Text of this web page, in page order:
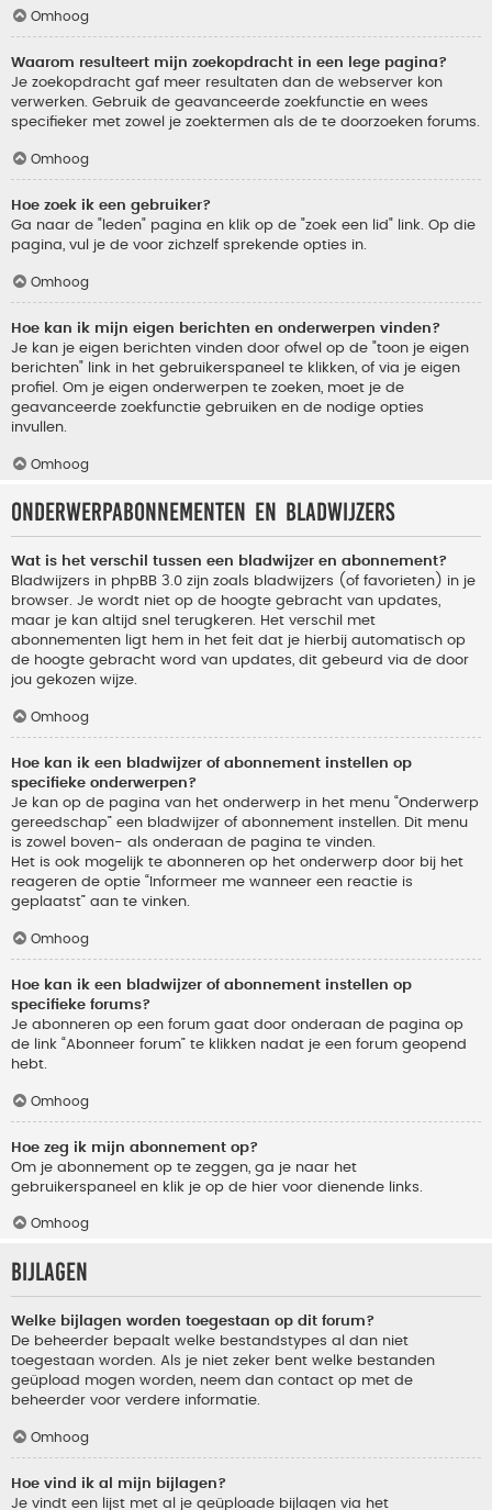
Omhoog
Waarom resulteert mijn zoekopdracht in een lege pagina?
Je zoekopdracht gaf meer resultaten dan de webserver kon
verwerken. Gebruik de geavanceerde zoekfunctie en wees
specifieker met zowel je zoektermen als de te doorzoeken forums.
Omhoog
Hoe zoek ik een gebruiker?
Ga naar de "leden" pagina en klik op de "zoek een lid" link. Op die
pagina, vul je de voor zichzelf sprekende opties in.
Omhoog
Hoe kan ik mijn eigen berichten en onderwerpen vinden?
Je kan je eigen berichten vinden door ofwel op de "toon je eigen
berichten" link in het gebruikerspaneel te klikken, of via je eigen
profiel. Om je eigen onderwerpen te zoeken, moet je de
geavanceerde zoekfunctie gebruiken en de nodige opties
invullen.
Omhoog
Onderwerpabonnementen en bladwijzers
Wat is het verschil tussen een bladwijzer en abonnement?
Bladwijzers in phpBB 3.0 zijn zoals bladwijzers (of favorieten) in je
browser. Je wordt niet op de hoogte gebracht van updates,
maar je kan altijd snel terugkeren. Het verschil met
abonnementen ligt hem in het feit dat je hierbij automatisch op
de hoogte gebracht word van updates, dit gebeurd via de door
jou gekozen wijze.
Omhoog
Hoe kan ik een bladwijzer of abonnement instellen op
specifieke onderwerpen?
Je kan op de pagina van het onderwerp in het menu “Onderwerp
gereedschap” een bladwijzer of abonnement instellen. Dit menu
is zowel boven- als onderaan de pagina te vinden.
Het is ook mogelijk te abonneren op het onderwerp door bij het
reageren de optie “Informeer me wanneer een reactie is
geplaatst” aan te vinken.
Omhoog
Hoe kan ik een bladwijzer of abonnement instellen op
specifieke forums?
Je abonneren op een forum gaat door onderaan de pagina op
de link “Abonneer forum” te klikken nadat je een forum geopend
hebt.
Omhoog
Hoe zeg ik mijn abonnement op?
Om je abonnement op te zeggen, ga je naar het
gebruikerspaneel en klik je op de hier voor dienende links.
Omhoog
Bijlagen
Welke bijlagen worden toegestaan op dit forum?
De beheerder bepaalt welke bestandstypes al dan niet
toegestaan worden. Als je niet zeker bent welke bestanden
geüpload mogen worden, neem dan contact op met de
beheerder voor verdere informatie.
Omhoog
Hoe vind ik al mijn bijlagen?
Je vindt een lijst met al je geüploade bijlagen via het